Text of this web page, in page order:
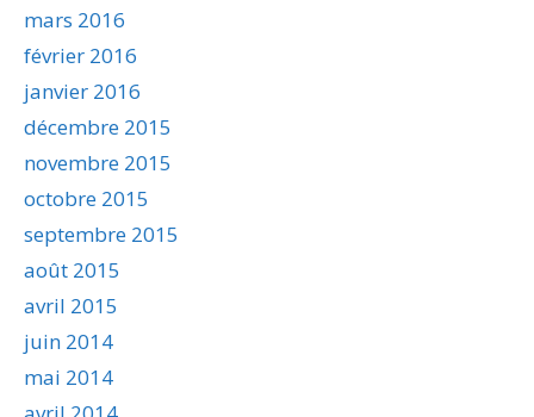
mars 2016
février 2016
janvier 2016
décembre 2015
novembre 2015
octobre 2015
septembre 2015
août 2015
avril 2015
juin 2014
mai 2014